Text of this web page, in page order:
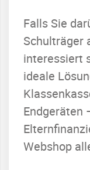
Falls Sie
Schulträger
interessiert
ideale
Endgeräten
Webshop